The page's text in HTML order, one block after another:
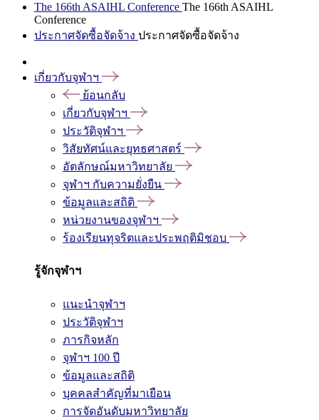
The 166th ASAIHL Conference The 166th ASAIHL
Conference
ประกาศจัดซื้อจัดจ้าง ประกาศจัดซื้อจัดจ้าง
เกี่ยวกับจุฬาฯ
ย้อนกลับ
เกี่ยวกับจุฬาฯ
ประวัติจุฬาฯ
วิสัยทัศน์และยุทธศาสตร์
อัตลักษณ์มหาวิทยาลัย
จุฬาฯ กับความยั่งยืน
ข้อมูลและสถิติ
หน่วยงานของจุฬาฯ
ร้องเรียนทุจริตและประพฤติมิชอบ
รู้จักจุฬาฯ
แนะนำจุฬาฯ
ประวัติจุฬาฯ
ภารกิจหลัก
จุฬาฯ 100 ปี
ข้อมูลและสถิติ
บุคคลสำคัญที่มาเยือน
การจัดอันดับมหาวิทยาลัย